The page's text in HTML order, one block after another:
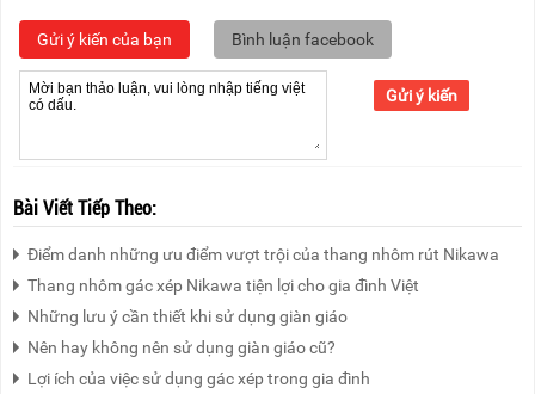
Gửi ý kiến của bạn Bình luận facebook
Gửi ý kiến
Bài Viết Tiếp Theo:
Điểm danh những ưu điểm vượt trội của thang nhôm rút Nikawa
Thang nhôm gác xép Nikawa tiện lợi cho gia đình Việt
Những lưu ý cần thiết khi sử dụng giàn giáo
Nên hay không nên sử dụng giàn giáo cũ?
Lợi ích của việc sử dụng gác xép trong gia đình